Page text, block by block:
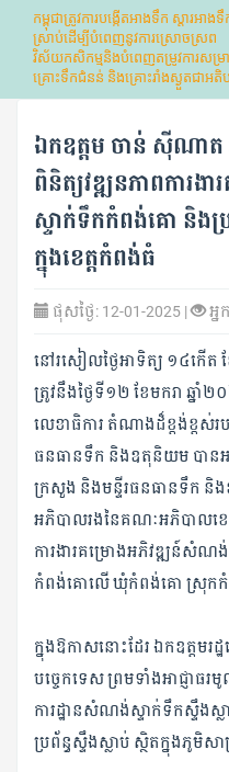
កម្ពុជាត្រូវការបង្កេីតអាងទឹក ស្តារ
ស្រាប់ដេីម្បីបំពេញនូវការស្រោចស្រព
វិស័យកសិកម្មនិងបំពេញតម្រូវការសម្រា
គ្រោះទឹកជំនន់ និងគ្រោះរាំងស្ងួតជាអតិប
ឯកឧត្តម ចាន់ ស៊ីណាត
ពិនិត្យវឌ្ឍនភាពការ
ស្ទាក់ទឹកកំពង់គោ និងប្
ក្នុងខេត្តកំពង់ធំ
ផុសថ្ងៃ: 12-01-2025 | អ្ន
នៅរសៀលថ្ងៃអាទិត្យ ១៤កើត
ត្រូវនឹងថ្ងៃទី១២ ខែមករា ឆ្នាំ
លេខាធិការ តំណាងដ៏ខ្ពង់ខ្ពស់រប
ធនធានទឹក និងឧតុនិយម បានអ
ក្រសួង និងមន្ទីរធនធានទឹក និ
អភិបាលរងនៃគណៈអភិបាលខេ
ការងារគម្រោងអភិវឌ្ឍន៍សំណ
កំពង់គោលើ ឃុំកំពង់គោ ស្រុកកំ
ក្នុងឱកាសនោះដែរ ឯកឧត្តមរដ្
បច្ចេកទេស ព្រមទាំងអាជ្ញាធរ
ការដ្ឋានសំណង់ស្ទាក់ទឹកស្ទឹងស្
ប្រព័ន្ធស្ទឹងស្លាប់ ស្ថិតក្នុងភូមិស